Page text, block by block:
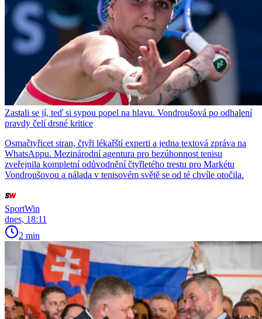
Zastali se jí, teď si sypou popel na hlavu. Vondroušová po odhalení
pravdy čelí drsné kritice
Osmačtyřicet stran, čtyři lékařští experti a jedna textová zpráva na
WhatsAppu. Mezinárodní agentura pro bezúhonnost tenisu
zveřejnila kompletní odůvodnění čtyřletého trestu pro Markétu
Vondroušovou a nálada v tenisovém světě se od té chvíle otočila.
SportWin
dnes, 18:11
2 min